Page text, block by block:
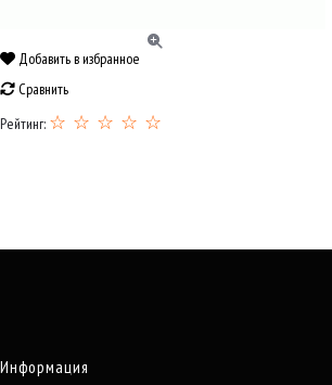
Добавить в избранное
Сравнить
Рейтинг: ☆ ☆ ☆ ☆ ☆
Информация